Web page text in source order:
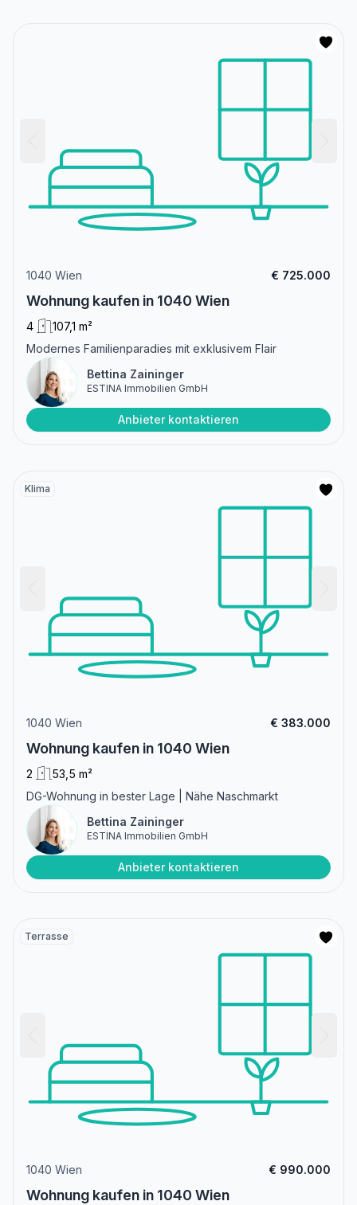
1040 Wien € 725.000
Wohnung kaufen in 1040 Wien
4
107,1 m²
Modernes Familienparadies mit exklusivem Flair
Bettina Zaininger
ESTINA Immobilien GmbH
Anbieter kontaktieren
Klima
1040 Wien € 383.000
Wohnung kaufen in 1040 Wien
2
53,5 m²
DG-Wohnung in bester Lage | Nähe Naschmarkt
Bettina Zaininger
ESTINA Immobilien GmbH
Anbieter kontaktieren
Terrasse
1040 Wien € 990.000
Wohnung kaufen in 1040 Wien